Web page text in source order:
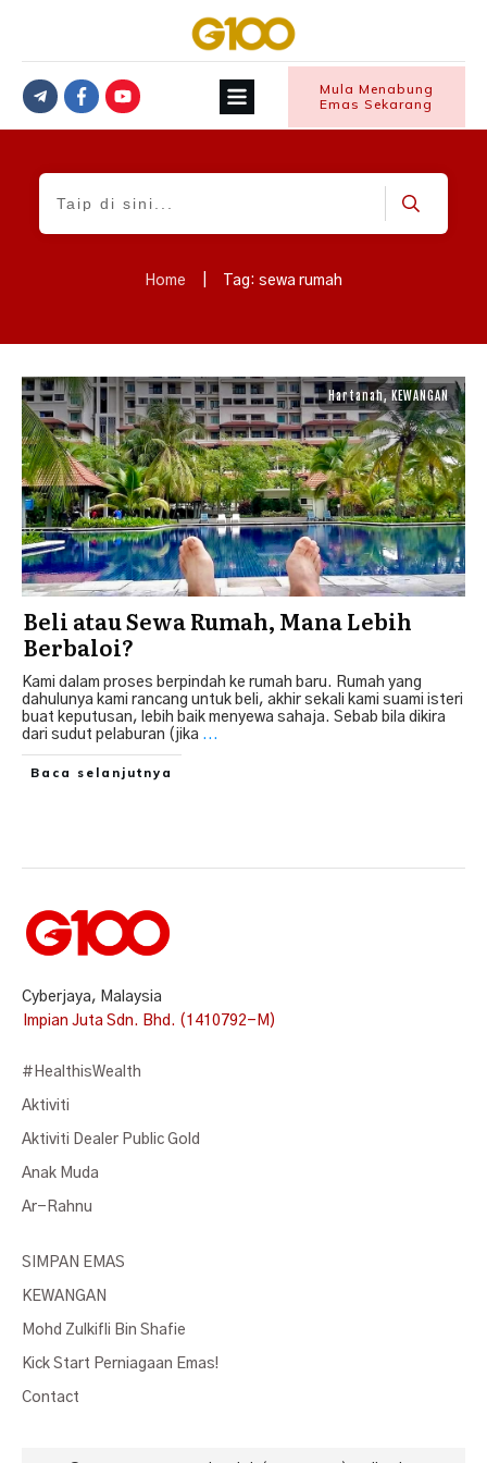
Mula Menabung
Emas Sekarang
Home Tag: sewa rumah
Hartanah,KEWANGAN
Beli atau Sewa Rumah, Mana Lebih
Berbaloi?
Kami dalam proses berpindah ke rumah baru. Rumah yang
dahulunya kami rancang untuk beli, akhir sekali kami suami isteri
buat keputusan, lebih baik menyewa sahaja. Sebab bila dikira
dari sudut pelaburan (jika ...
Baca selanjutnya
Cyberjaya, Malaysia
Impian Juta Sdn. Bhd. (1410792-M)
#HealthisWealth
Aktiviti
Aktiviti Dealer Public Gold
Anak Muda
Ar-Rahnu
SIMPAN EMAS
KEWANGAN
Mohd Zulkifli Bin Shafie
Kick Start Perniagaan Emas!
Contact